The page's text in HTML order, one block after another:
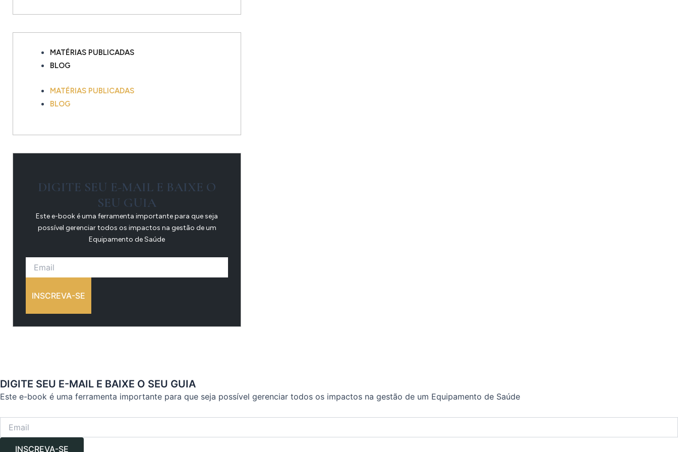
MATÉRIAS PUBLICADAS
BLOG
MATÉRIAS PUBLICADAS
BLOG
DIGITE SEU E-MAIL E BAIXE O
SEU GUIA
Este e-book é uma ferramenta importante para que seja
possível gerenciar todos os impactos na gestão de um
Equipamento de Saúde
INSCREVA-SE
DIGITE SEU E-MAIL E BAIXE O SEU GUIA
Este e-book é uma ferramenta importante para que seja possível gerenciar todos os impactos na gestão de um Equipamento de Saúde
INSCREVA-SE